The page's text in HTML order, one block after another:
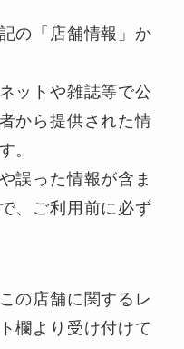
の「店舗情報」か
ットや雑誌等で公
から提供された情
。
誤った情報が含ま
、ご利用前に必ず
の店舗に関するレ
欄 より受け付けて